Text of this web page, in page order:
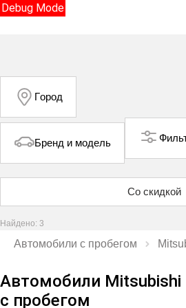
Debug Mode
Город
Бренд и модель
Со скидкой
Найдено: 3
Автомобили с пробегом
Автомобили Mitsubishi
с пробегом